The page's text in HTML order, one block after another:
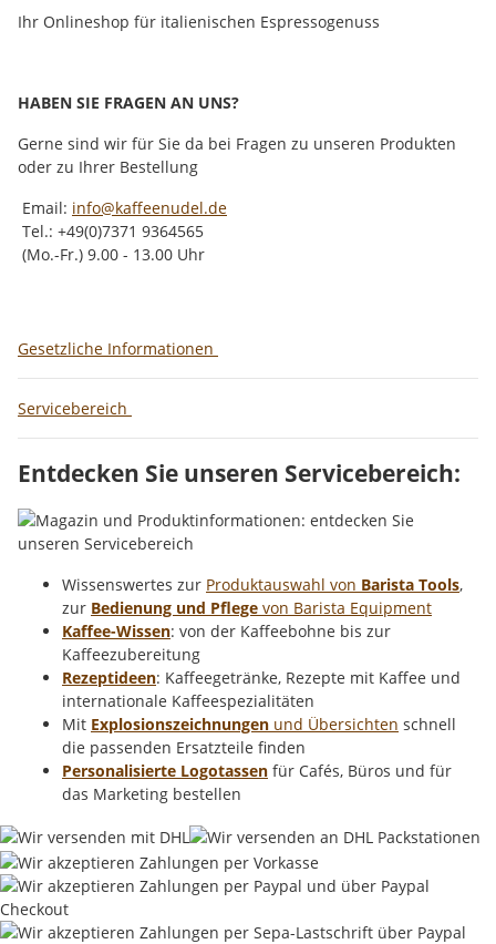
Ihr Onlineshop für italienischen Espressogenuss
HABEN SIE FRAGEN AN UNS?
Gerne sind wir für Sie da bei Fragen zu unseren Produkten
oder zu Ihrer Bestellung
Email: info@kaffeenudel.de
Tel.: +49(0)7371 9364565
(Mo.-Fr.) 9.00 - 13.00 Uhr
Gesetzliche Informationen
Servicebereich
Entdecken Sie unseren Servicebereich:
Wissenswertes zur Produktauswahl von Barista Tools,
zur Bedienung und Pflege von Barista Equipment
Kaffee-Wissen: von der Kaffeebohne bis zur
Kaffeezubereitung
Rezeptideen: Kaffeegetränke, Rezepte mit Kaffee und
internationale Kaffeespezialitäten
Mit Explosionszeichnungen und Übersichten schnell
die passenden Ersatzteile finden
Personalisierte Logotassen für Cafés, Büros und für
das Marketing bestellen